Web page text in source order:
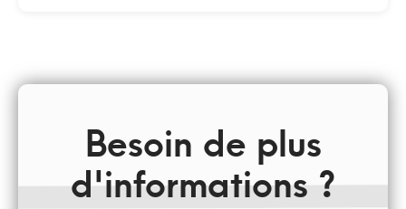
Besoin de plus
d'informations ?